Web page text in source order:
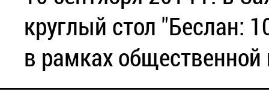
круглый стол "Беслан:
в рамках